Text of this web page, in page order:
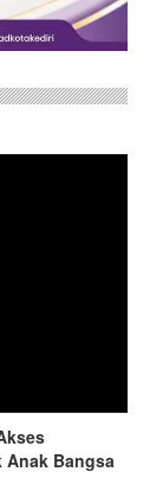
Anak Bangsa